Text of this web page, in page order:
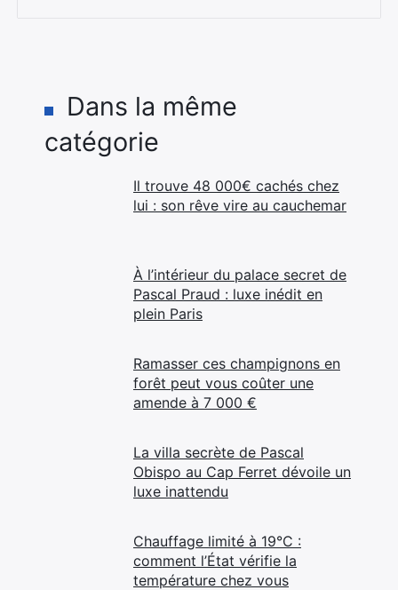
Dans la même
catégorie
Il trouve 48 000€ cachés chez
lui : son rêve vire au cauchemar
À l’intérieur du palace secret de
Pascal Praud : luxe inédit en
plein Paris
Ramasser ces champignons en
forêt peut vous coûter une
amende à 7 000 €
La villa secrète de Pascal
Obispo au Cap Ferret dévoile un
luxe inattendu
Chauffage limité à 19°C :
comment l’État vérifie la
température chez vous